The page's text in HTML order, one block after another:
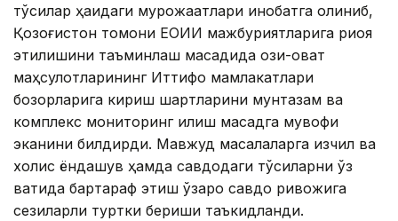
тўсиқлар ҳақидаги мурожаатлари инобатга олиниб,
Қозоғистон томони ЕОИИ мажбуриятларига риоя
этилишини таъминлаш мақсадида озиқ-овқат
маҳсулотларининг Иттифоқ мамлакатлари
бозорларига кириш шартларини мунтазам ва
комплекс мониторинг қилиш мақсадга мувофиқ
эканини билдирди. Мавжуд масалаларга изчил ва
холис ёндашув ҳамда савдодаги тўсиқларни ўз
вақтида бартараф этиш ўзаро савдо ривожига
сезиларли туртки бериши таъкидланди.